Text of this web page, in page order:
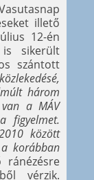
illető
12-én
sikerült
szántott
három
a MÁV
figyelmet.
között
korábban
vérzik.